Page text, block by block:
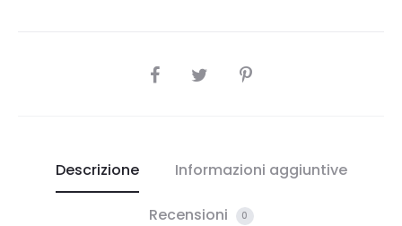
SHARE
Descrizione Informazioni aggiuntive
Recensioni 0